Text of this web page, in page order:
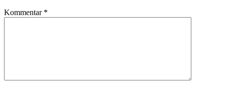
Kommentar *